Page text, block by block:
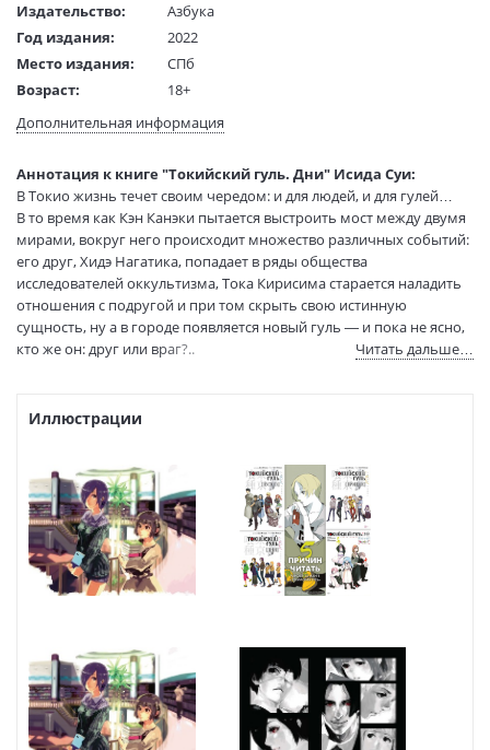
Издательство:
Азбука
Год издания:
2022
Место издания:
СПб
Возраст:
18+
Язык текста:
русский
Тип обложки:
Твердый переплет + суперобложка
Иллюстраторы:
Исида Суи
Формат:
136x200
Размеры в мм
(ДхШхВ):
200x136x15
Вес:
500 гр.
Код товара:
50019184
В продаже с:
Дополнительная информация
Аннотация к книге "Токийский гуль. Дни" Исида Суи:
В Токио жизнь течет своим чередом: и для людей, и для гулей…
В то время как Кэн Канэки пытается выстроить мост между двумя
мирами, вокруг него происходит множество различных событий:
его друг, Хидэ Нагатика, попадает в ряды общества
исследователей оккультизма, Тока Кирисима старается наладить
отношения с подругой и при том скрыть свою истинную
сущность, ну а в городе появляется новый гуль — и пока не ясно,
кто же он: друг или враг?..
знаменитой вселенной, завоевавшей сердца поклонников во всем
Читать дальше…
Иллюстрации